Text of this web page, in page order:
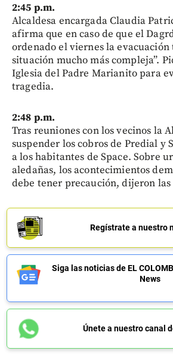
2:45 p.m.
Alcaldesa encargada Claudia
afirma que en caso de que el
ordenado el viernes la evacuación
situación mucho más compleja”.
Iglesia del Padre Marianito para
tragedia.
2:48 p.m.
Tras reuniones con los vecinos la
suspender los cobros de Predial y
a los habitantes de Space. Sobre
aledañas, los acontecimientos
debe tener precaución, dijeron
Regístrate a nuestro
Siga las noticias de EL
News
Únete a nuestro canal